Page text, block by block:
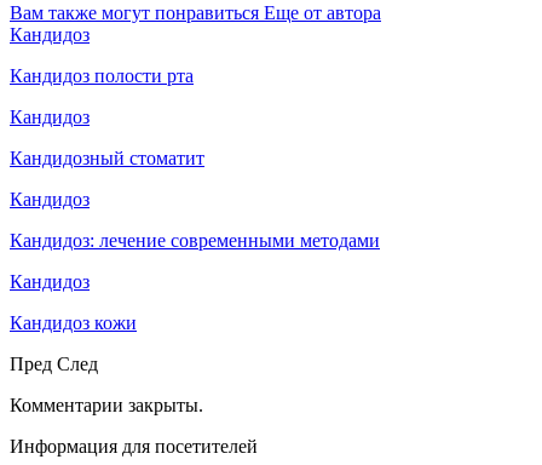
Вам также могут понравиться Еще от автора
Кандидоз
Кандидоз полости рта
Кандидоз
Кандидозный стоматит
Кандидоз
Кандидоз: лечение современными методами
Кандидоз
Кандидоз кожи
Пред След
Комментарии закрыты.
Информация для посетителей